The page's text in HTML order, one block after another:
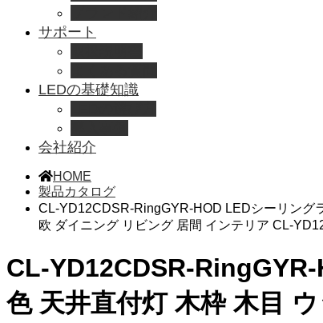
サポート
LEDの基礎知識
会社紹介
HOME
製品カタログ
CL-YD12CDSR-RingGYR-HOD LEDシーリング
欧 ダイニング リビング 居間 インテリア CL-
CL-YD12CDSR-
色 天井直付灯 木枠 木目